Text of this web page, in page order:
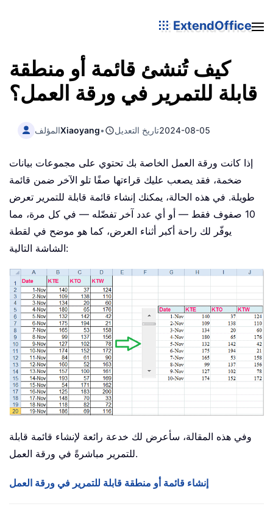
ExtendOffice
كيف تُنشئ قائمة أو منطقة
قابلة للتمرير في ورقة العمل؟
المؤلفXiaoyang• تاريخ التعديل2024-08-05
إذا كانت ورقة العمل الخاصة بك تحتوي على مجموعات بيانات
ضخمة، فقد يصعب عليك قراءتها صفًا تلو الآخر ضمن قائمة
طويلة. في هذه الحالة، يمكنك إنشاء قائمة قابلة للتمرير تعرض
10 صفوف فقط — أو أي عدد آخر تفضّله — في كل مرة، مما
يوفّر لك راحة أكبر أثناء العرض، كما هو موضح في لقطة
الشاشة التالية:
وفي هذه المقالة، سأعرض لك خدعة رائعة لإنشاء قائمة قابلة
للتمرير مباشرةً في ورقة العمل.
إنشاء قائمة أو منطقة قابلة للتمرير في ورقة العمل